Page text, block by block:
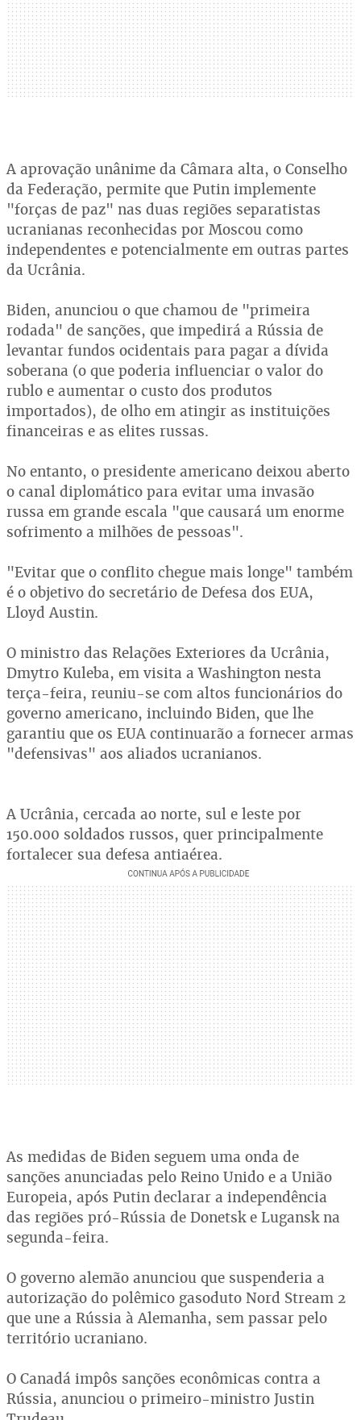
A aprovação unânime da Câmara alta, o Conselho
da Federação, permite que Putin implemente
"forças de paz" nas duas regiões separatistas
ucranianas reconhecidas por Moscou como
independentes e potencialmente em outras partes
da Ucrânia.
Biden, anunciou o que chamou de "primeira
rodada" de sanções, que impedirá a Rússia de
levantar fundos ocidentais para pagar a dívida
soberana (o que poderia influenciar o valor do
rublo e aumentar o custo dos produtos
importados), de olho em atingir as instituições
financeiras e as elites russas.
No entanto, o presidente americano deixou aberto
o canal diplomático para evitar uma invasão
russa em grande escala "que causará um enorme
sofrimento a milhões de pessoas".
"Evitar que o conflito chegue mais longe" também
é o objetivo do secretário de Defesa dos EUA,
Lloyd Austin.
O ministro das Relações Exteriores da Ucrânia,
Dmytro Kuleba, em visita a Washington nesta
terça-feira, reuniu-se com altos funcionários do
governo americano, incluindo Biden, que lhe
garantiu que os EUA continuarão a fornecer armas
"defensivas" aos aliados ucranianos.
A Ucrânia, cercada ao norte, sul e leste por
150.000 soldados russos, quer principalmente
fortalecer sua defesa antiaérea.
As medidas de Biden seguem uma onda de
sanções anunciadas pelo Reino Unido e a União
Europeia, após Putin declarar a independência
das regiões pró-Rússia de Donetsk e Lugansk na
segunda-feira.
O governo alemão anunciou que suspenderia a
autorização do polêmico gasoduto Nord Stream 2
que une a Rússia à Alemanha, sem passar pelo
território ucraniano.
O Canadá impôs sanções econômicas contra a
Rússia, anunciou o primeiro-ministro Justin